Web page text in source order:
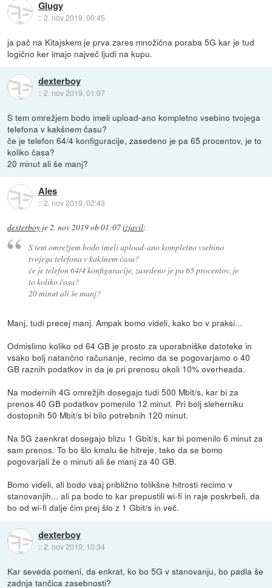
Glugy
::2. nov 2019, 00:45
ja pač na Kitajskem je prva zares množična poraba 5G kar je tud
logično ker imajo največ ljudi na kupu.
dexterboy
::2. nov 2019, 01:07
S tem omrežjem bodo imeli upload-ano kompletno vsebino tvojega
telefona v kakšnem času?
če je telefon 64/4 konfiguracije, zasedeno je pa 65 procentov, je to
koliko časa?
20 minut ali še manj?
Ales
::2. nov 2019, 02:43
dexterboy je 2. nov 2019 ob 01:07izjavil:
S tem omrežjem bodo imeli upload-ano kompletno vsebino
tvojega telefona v kakšnem času?
če je telefon 64/4 konfiguracije, zasedeno je pa 65 procentov, je
to koliko časa?
20 minut ali še manj?
Manj, tudi precej manj. Ampak bomo videli, kako bo v praksi...
Odmislimo koliko od 64 GB je prosto za uporabniške datoteke in
vsako bolj natančno računanje, recimo da se pogovarjamo o 40
GB raznih podatkov in da je pri prenosu okoli 10% overheada.
Na modernih 4G omrežjih dosegajo tudi 500 Mbit/s, kar bi za
prenos 40 GB podatkov pomenilo 12 minut. Pri bolj sleherniku
dostopnih 50 Mbit/s bi bilo potrebnih 120 minut.
Na 5G zaenkrat dosegajo blizu 1 Gbit/s, kar bi pomenilo 6 minut za
sam prenos. To bo šlo kmalu še hitreje, tako da se bomo
pogovarjali že o minuti ali še manj za 40 GB.
Bomo videli, ali bodo vsaj približno tolikšne hitrosti recimo v
stanovanjih... ali pa bodo to kar prepustili wi-fi in raje poskrbeli, da
bo od wi-fi dalje čim prej šlo z 1 Gbit/s in več.
dexterboy
::2. nov 2019, 10:34
Kar seveda pomeni, da enkrat, ko bo 5G v stanovanju, bo padla še
zadnja tančica zasebnosti?